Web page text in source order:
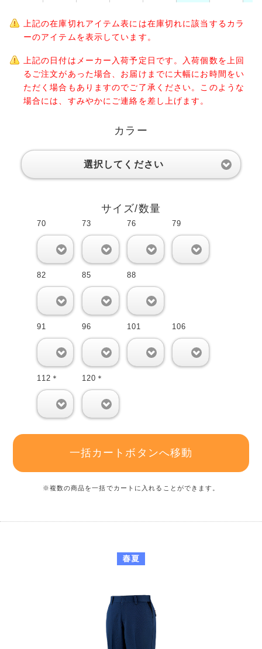
上記の在庫切れアイテム表には在庫切れに該当するカラ
ーのアイテムを表示しています。
上記の日付はメーカー入荷予定日です。入荷個数を上回
るご注文があった場合、お届けまでに大幅にお時間をい
ただく場合もありますのでご了承ください。このような
場合には、すみやかにご連絡を差し上げます。
カラー
選択してください
サイズ/数量
70 73 76 79
82 85 88
91 96 101 106
112＊ 120＊
一括カートボタンへ移動
※複数の商品を一括でカートに入れることができます。